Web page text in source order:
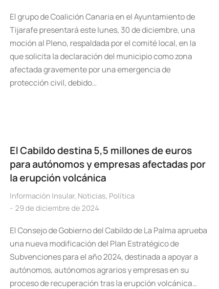
El grupo de Coalición Canaria en el Ayuntamiento de
Tijarafe presentará este lunes, 30 de diciembre, una
moción al Pleno, respaldada por el comité local, en la
que solicita la declaración del municipio como zona
afectada gravemente por una emergencia de
protección civil, debido…
El Cabildo destina 5,5 millones de euros
para autónomos y empresas afectadas por
la erupción volcánica
Información Insular, Noticias, Política
29 de diciembre de 2024
El Consejo de Gobierno del Cabildo de La Palma aprueba
una nueva modificación del Plan Estratégico de
Subvenciones para el año 2024, destinada a apoyar a
autónomos, autónomos agrarios y empresas en su
proceso de recuperación tras la erupción volcánica…